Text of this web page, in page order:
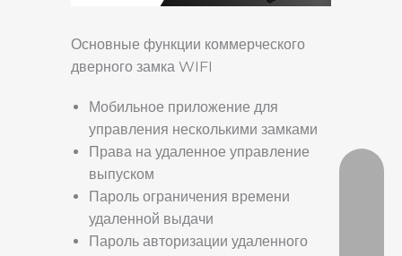
Основные функции коммерческого
дверного замка WIFI
Мобильное приложение для
управления несколькими замками
Права на удаленное управление
выпуском
Пароль ограничения времени
удаленной выдачи
Пароль авторизации удаленного